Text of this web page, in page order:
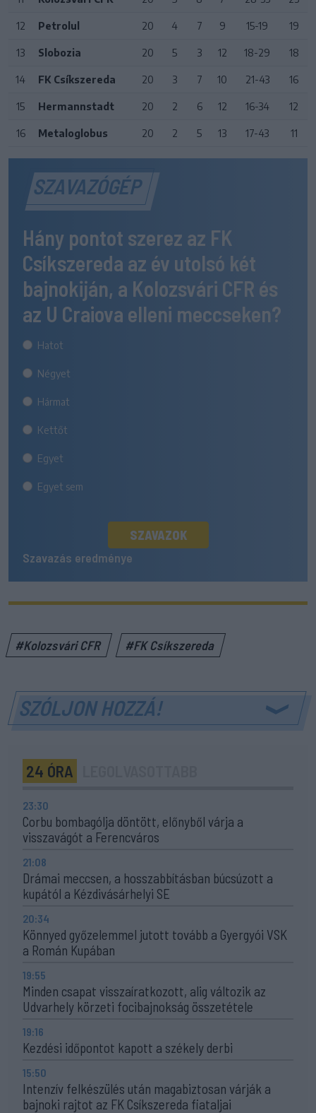
12 Petrolul 20 4 7 9 15-19 19
13 Slobozia 20 5 3 12 18-29 18
14 FK Csíkszereda 20 3 7 10 21-43 16
15 Hermannstadt 20 2 6 12 16-34 12
16 Metaloglobus 20 2 5 13 17-43 11
SZAVAZÓGÉP
Hány pontot szerez az FK
Csíkszereda az év utolsó két
bajnokiján, a Kolozsvári CFR és
az U Craiova elleni meccseken?
Hatot
Négyet
Hármat
Kettőt
Egyet
Egyet sem
SZAVAZOK
Szavazás eredménye
#Kolozsvári CFR #FK Csíkszereda
SZÓLJON HOZZÁ!
24 ÓRA
23:30
Corbu bombagólja döntött, előnyből várja a
visszavágót a Ferencváros
21:08
Drámai meccsen, a hosszabbításban búcsúzott a
kupától a Kézdivásárhelyi SE
20:34
Könnyed győzelemmel jutott tovább a Gyergyói VSK
a Román Kupában
19:55
Minden csapat visszaíratkozott, alig változik az
Udvarhely körzeti focibajnokság összetétele
19:16
Kezdési időpontot kapott a székely derbi
15:50
Intenzív felkészülés után magabiztosan várják a
bajnoki rajtot az FK Csíkszereda fiataljai